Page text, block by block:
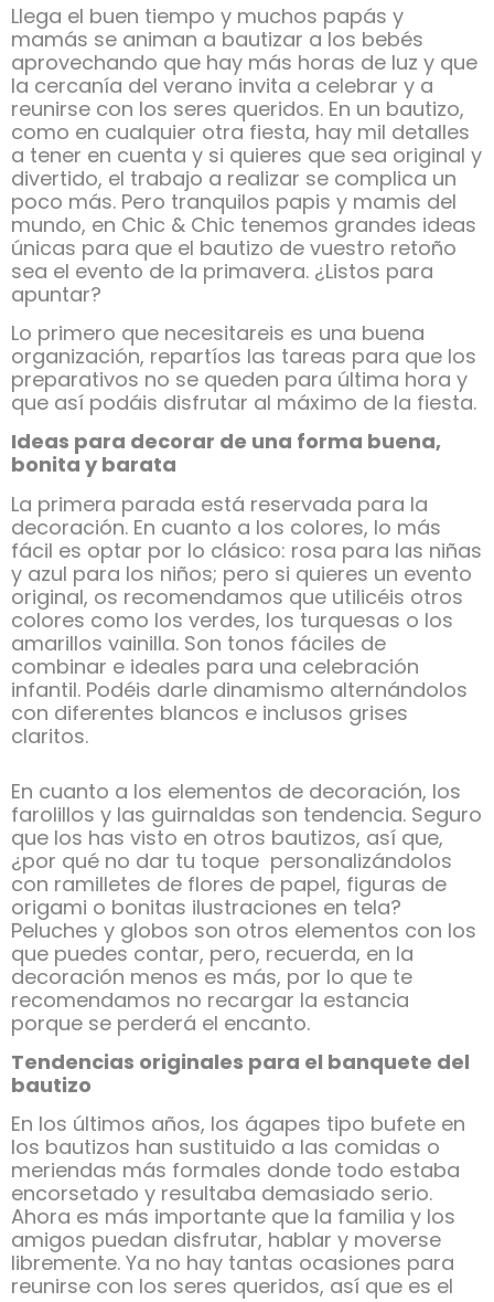
Llega el buen tiempo y muchos papás y
mamás se animan a bautizar a los bebés
aprovechando que hay más horas de luz y que
la cercanía del verano invita a celebrar y a
reunirse con los seres queridos. En un bautizo,
como en cualquier otra fiesta, hay mil detalles
a tener en cuenta y si quieres que sea original y
divertido, el trabajo a realizar se complica un
poco más. Pero tranquilos papis y mamis del
mundo, en Chic & Chic tenemos grandes ideas
únicas para que el bautizo de vuestro retoño
sea el evento de la primavera. ¿Listos para
apuntar?
Lo primero que necesitareis es una buena
organización, repartíos las tareas para que los
preparativos no se queden para última hora y
que así podáis disfrutar al máximo de la fiesta.
Ideas para decorar de una forma buena,
bonita y barata
La primera parada está reservada para la
decoración. En cuanto a los colores, lo más
fácil es optar por lo clásico: rosa para las niñas
y azul para los niños; pero si quieres un evento
original, os recomendamos que utilicéis otros
colores como los verdes, los turquesas o los
amarillos vainilla. Son tonos fáciles de
combinar e ideales para una celebración
infantil. Podéis darle dinamismo alternándolos
con diferentes blancos e inclusos grises
claritos.
En cuanto a los elementos de decoración, los
farolillos y las guirnaldas son tendencia. Seguro
que los has visto en otros bautizos, así que,
¿por qué no dar tu toque personalizándolos
con ramilletes de flores de papel, figuras de
origami o bonitas ilustraciones en tela?
Peluches y globos son otros elementos con los
que puedes contar, pero, recuerda, en la
decoración menos es más, por lo que te
recomendamos no recargar la estancia
porque se perderá el encanto.
Tendencias originales para el banquete del
bautizo
En los últimos años, los ágapes tipo bufete en
los bautizos han sustituido a las comidas o
meriendas más formales donde todo estaba
encorsetado y resultaba demasiado serio.
Ahora es más importante que la familia y los
amigos puedan disfrutar, hablar y moverse
libremente. Ya no hay tantas ocasiones para
reunirse con los seres queridos, así que es el